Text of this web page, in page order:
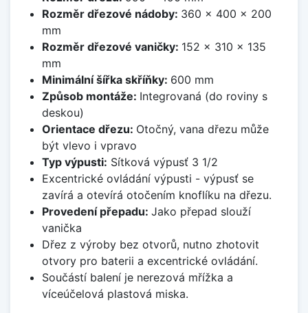
Rozměr dřezové nádoby: 360 x 400 x 200
mm
Rozměr dřezové vaničky: 152 x 310 x 135
mm
Minimální šířka skříňky: 600 mm
Způsob montáže: Integrovaná (do roviny s
deskou)
Orientace dřezu: Otočný, vana dřezu může
být vlevo i vpravo
Typ výpusti: Sítková výpusť 3 1/2
Excentrické ovládání výpusti - výpusť se
zavírá a otevírá otočením knoflíku na dřezu.
Provedení přepadu: Jako přepad slouží
vanička
Dřez z výroby bez otvorů, nutno zhotovit
otvory pro baterii a excentrické ovládání.
Součástí balení je nerezová mřížka a
víceúčelová plastová miska.